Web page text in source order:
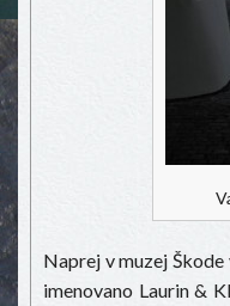
Naprej v muzej
imenovano Laurin &